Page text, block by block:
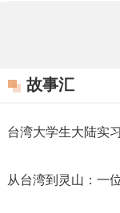
故事汇
台湾大学生大陆实
从台湾到灵山：一